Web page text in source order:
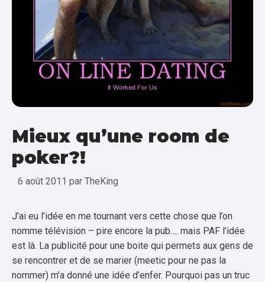
Mieux qu’une room de
poker?!
6 août 2011 par TheKing
J’ai eu l’idée en me tournant vers cette chose que l’on
nomme télévision – pire encore la pub…. mais PAF l’idée
est là. La publicité pour une boite qui permets aux gens de
se rencontrer et de se marier (meetic pour ne pas la
nommer) m’a donné une idée d’enfer. Pourquoi pas un truc